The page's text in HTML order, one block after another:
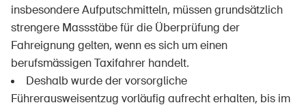
insbesondere Aufputschmitteln, müssen grundsätzlich
strengere Massstäbe für die Überprüfung der
Fahreignung gelten, wenn es sich um einen
berufsmässigen Taxifahrer handelt.
Deshalb wurde der vorsorgliche
Führerausweisentzug vorläufig aufrecht erhalten, bis im